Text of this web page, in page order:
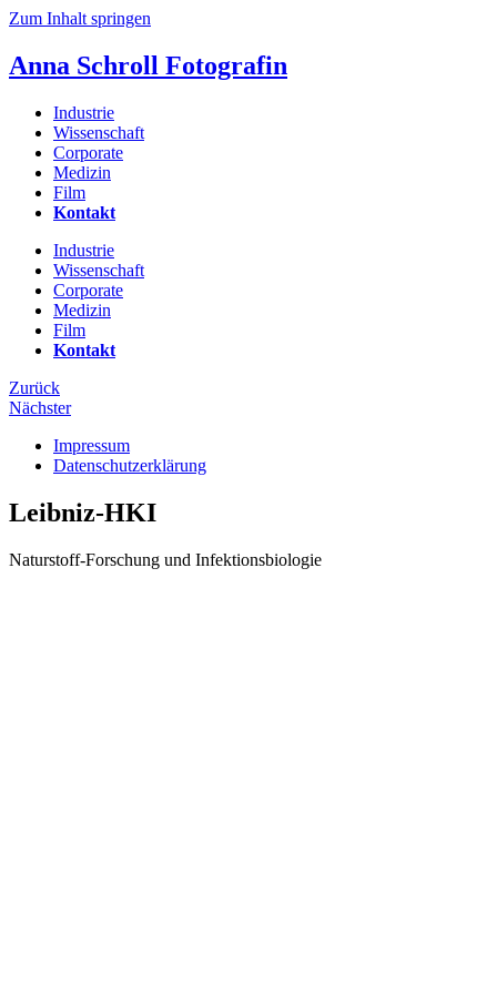
Zum Inhalt springen
Anna Schroll Fotografin
Industrie
Wissenschaft
Corporate
Medizin
Film
Kontakt
Industrie
Wissenschaft
Corporate
Medizin
Film
Kontakt
Zurück
Nächster
Impressum
Datenschutzerklärung
Leibniz-HKI
Naturstoff-Forschung und Infektionsbiologie